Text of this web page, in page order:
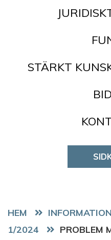
STÄRKT
HEM
1/2024
PROBLEM